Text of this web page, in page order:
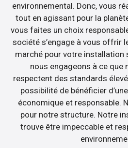
environnemental. Donc, vous
tout en agissant pour la
vous faites un choix
société s’engage à vous offrir
marché pour votre installation
nous engageons à ce que
respectent des standards
possibilité de bénéficier
économique et responsable.
pour notre structure. Notre
trouve être impeccable et